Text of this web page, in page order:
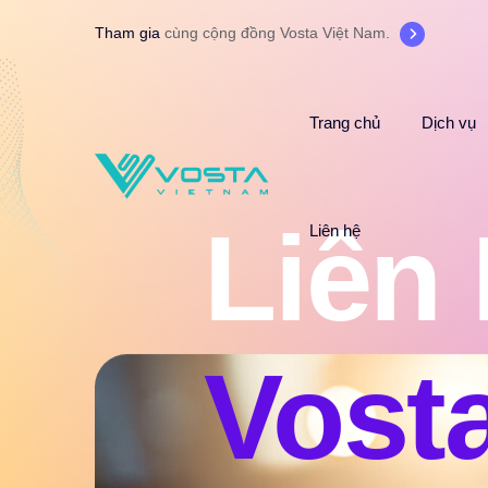
Tham gia cùng cộng đồng Vosta Việt Nam.
Trang chủ Dịch vụ
Liên hệ
Liên
Liên